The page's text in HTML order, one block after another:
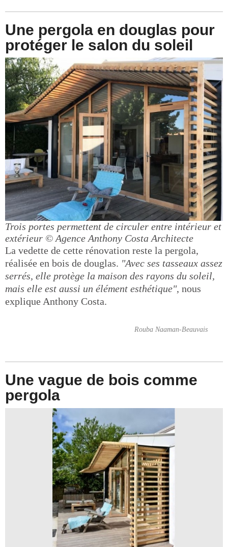
Une pergola en douglas pour
protéger le salon du soleil
Trois portes permettent de circuler entre intérieur et
extérieur © Agence Anthony Costa Architecte
La vedette de cette rénovation reste la pergola,
réalisée en bois de douglas. "Avec ses tasseaux assez
serrés, elle protège la maison des rayons du soleil,
mais elle est aussi un élément esthétique", nous
explique Anthony Costa.
Rouba Naaman-Beauvais
Une vague de bois comme
pergola